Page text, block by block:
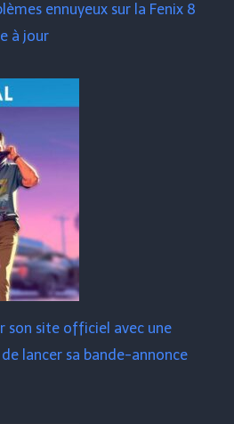
ennuyeux sur la Fenix ​​​​8
à jour
son site officiel avec une
lancer sa bande-annonce